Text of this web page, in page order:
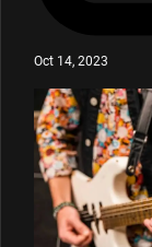
Oct 14, 2023